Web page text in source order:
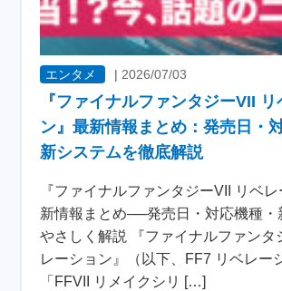
エンタメ | 2026/07/03
『ファイナルファンタジーVII リ
ン』最新情報まとめ：発売日・
新システムを徹底解説
『ファイナルファンタジーVII リベ
新情報まとめ──発売日・対応機種・
やさしく解説 『ファイナルファンタ
レーション』（以下、FF7 リベレー
「FFVII リメイクシリ […]